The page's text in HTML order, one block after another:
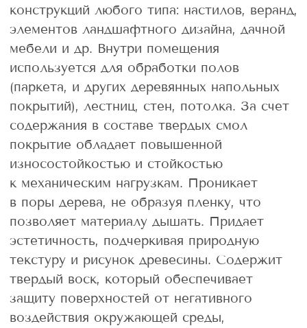
конструкций любого типа: настилов, веранд,
элементов ландшафтного дизайна, дачной
мебели и др. Внутри помещения
используется для обработки полов
(паркета, и других деревянных напольных
покрытий), лестниц, стен, потолка. За счет
содержания в составе твердых смол
покрытие обладает повышенной
износостойкостью и стойкостью
к механическим нагрузкам. Проникает
в поры дерева, не образуя пленку, что
позволяет материалу дышать. Придает
эстетичность, подчеркивая природную
текстуру и рисунок древесины. Содержит
твердый воск, который обеспечивает
защиту поверхностей от негативного
воздействия окружающей среды,